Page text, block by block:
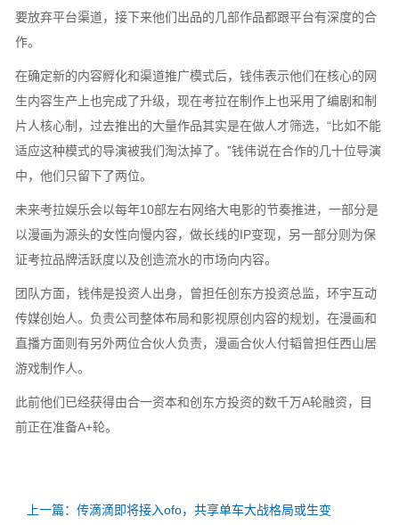
要放弃平台渠道，接下来他们出品的几部作品都跟平台有深度的合
作。
在确定新的内容孵化和渠道推广模式后，钱伟表示他们在核心的网
生内容生产上也完成了升级，现在考拉在制作上也采用了编剧和制
片人核心制，过去推出的大量作品其实是在做人才筛选，“比如不能
适应这种模式的导演被我们淘汰掉了。”钱伟说在合作的几十位导演
中，他们只留下了两位。
未来考拉娱乐会以每年10部左右网络大电影的节奏推进，一部分是
以漫画为源头的女性向慢内容，做长线的IP变现，另一部分则为保
证考拉品牌活跃度以及创造流水的市场向内容。
团队方面，钱伟是投资人出身，曾担任创东方投资总监，环宇互动
传媒创始人。负责公司整体布局和影视原创内容的规划，在漫画和
直播方面则有另外两位合伙人负责，漫画合伙人付韬曾担任西山居
游戏制作人。
此前他们已经获得由合一资本和创东方投资的数千万A轮融资，目
前正在准备A+轮。
上一篇：传滴滴即将接入ofo，共享单车大战格局或生变